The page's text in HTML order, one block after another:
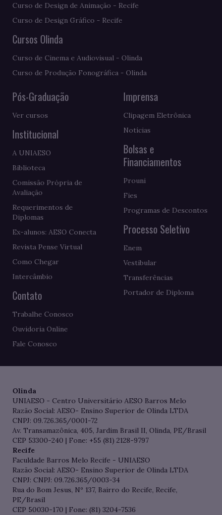
Curso de Design de Animação - Recife
Curso de Design Gráfico - Recife
Cursos Olinda
Curso de Cinema e Audiovisual - Olinda
Curso de Produção Fonográfica - Olinda
Pós-Graduação
Ver cursos
Institucional
A UNIAESO
Biblioteca
Comissão Própria de
Avaliação
Requerimentos de
Diplomas
Ex-alunos: AESO Conecta
Revista Pense Virtual
Como Chegar
Intercâmbio
Contato
Trabalhe Conosco
Ouvidoria Online
Fale Conosco
Imprensa
Clipagem Eletrônica
Notícias
Bolsas e
Financiamentos
Prouni
Fies
Programas de Descontos
Processo Seletivo
Enem
Vestibular
Transferências
Portador de Diploma
Olinda
UNIAESO - Centro Universitário AESO Barros Melo
Razão Social: AESO- Ensino Superior de Olinda LTDA
CNPJ: 09.726.365/0001-72
Av. Transamazônica, 405, Jardim Brasil II, Olinda, PE/Brasil
CEP 53300-240 | Fone: +55 (81) 2128-9797
Recife
Faculdade Barros Melo Recife - UNIAESO
Razão Social: AESO- Ensino Superior de Olinda LTDA
CNPJ: CNPJ: 09.726.365/0003-34
Rua do Bom Jesus, Nº 137, Bairro do Recife, Recife,
PE/Brasil
CEP 50030-170 | Fone: (81) 3204-7536